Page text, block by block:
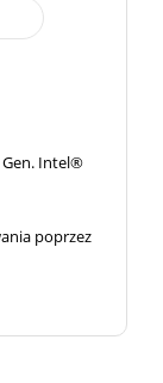
Gen. Intel®
poprzez